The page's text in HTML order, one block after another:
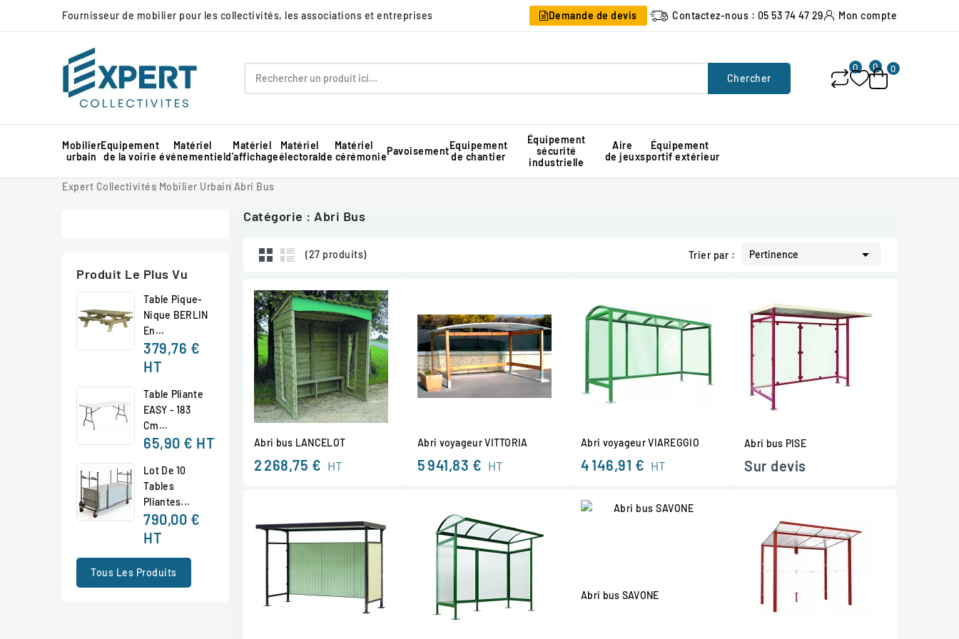
Fournisseur de mobilier pour les collectivités, les associations et entreprises Demande de devis Contactez-nous : 05 53 74 47 29 Mon compte
Chercher
0 0 0
Mobilier
urbain
Equipement
de la voirie
Matériel
événementiel
Matériel
d'affichage
Matériel
électoral
Matériel
de cérémoniePavoisementEquipement
de chantier
Équipement
sécurité
industrielle
Aire
de jeux
Équipement
sportif extérieur
Expert Collectivités Mobilier Urbain Abri Bus
Produit Le Plus Vu
Table Pique-
Nique BERLIN
En...
379,76 €
HT
Table Pliante
EASY - 183
Cm...
65,90 € HT
Lot De 10
Tables
Pliantes...
790,00 €
HT
Tous Les Produits
Catégorie : Abri Bus
(27 produits) Trier par : Pertinence 
Abri bus LANCELOT
2 268,75 € HT
Abri voyageur VITTORIA
5 941,83 € HT
Abri voyageur VIAREGGIO
4 146,91 € HT
Abri bus PISE
Sur devis
Abri bus SAVONE